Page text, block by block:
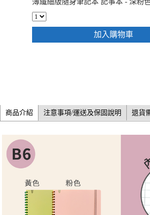
薄纖細版隨身筆記本 記事本 - 深粉
加入購物車
商品介紹 注意事項/運送及保固說明 退貨